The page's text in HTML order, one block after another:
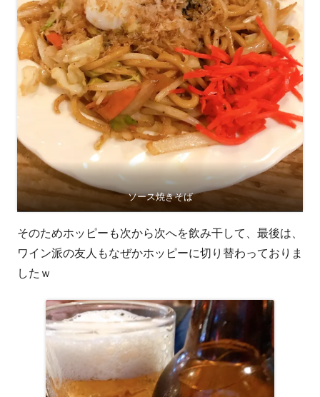
ソース焼きそば
そのためホッピーも次から次へを飲み干して、最後は、
ワイン派の友人もなぜかホッピーに切り替わっておりま
したｗ